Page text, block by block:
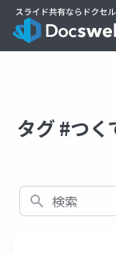
タグ #つく
検索